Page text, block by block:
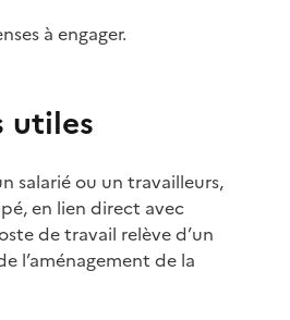
à engager.
utiles
salarié ou un travailleurs,
en lien direct avec
de travail relève d’un
l’aménagement de la